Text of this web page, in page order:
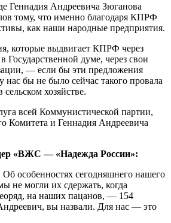
Геннадия Андреевича Зюганова
тому, что именно благодаря КПРФ
как наши народные предприятия.
которые выдвигает КПРФ через
Государственной думе, через свои
— если бы эти предложения
бы не было сейчас такого провала
хозяйстве.
всей Коммунистической партии,
Комитета и Геннадия Андреевича
«ВЖС — «Надежда России»:
особенностях сегодняшнего нашего
не могли их сдержать, когда
на наших пацанов, — 154
вы назвали. Для нас — это